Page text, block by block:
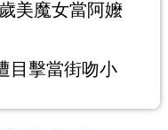
美魔女當阿嬤
目擊當街吻小